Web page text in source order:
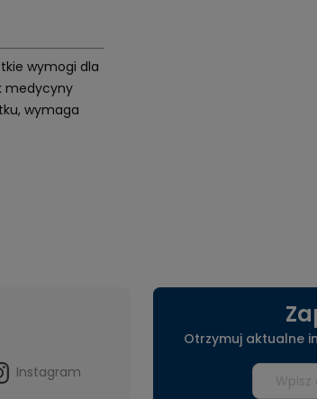
wymogi dla
medycyny
wymaga
Instagram
Otrzymuj aktualne